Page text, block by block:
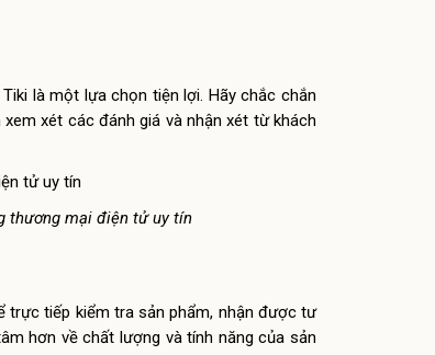
là một lựa chọn tiện lợi. Hãy chắc chắn
xét các đánh giá và nhận xét từ khách
thương mại điện tử uy tín
trực tiếp kiểm tra sản phẩm, nhận được tư
hơn về chất lượng và tính năng của sản